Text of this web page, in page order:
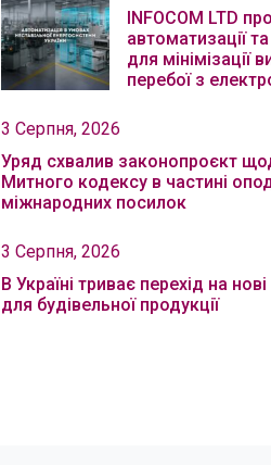
INFOCOM LTD
автоматизації
для мінімізації
перебої з
3 Серпня, 2026
Уряд схвалив законопроєкт
Митного кодексу в частині
міжнародних посилок
3 Серпня, 2026
В Україні триває перехід на
для будівельної продукції